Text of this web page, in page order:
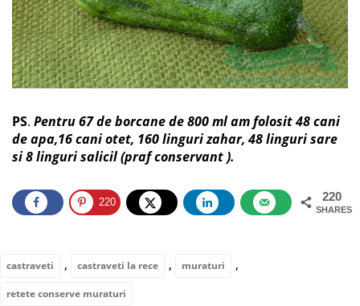
PS. Pentru 67 de borcane de 800 ml am folosit 48 cani
de apa,16 cani otet, 160 linguri zahar, 48 linguri sare
si 8 linguri salicil (praf conservant ).
220
SHARES
220
castraveti , castraveti la rece , muraturi ,
retete conserve muraturi